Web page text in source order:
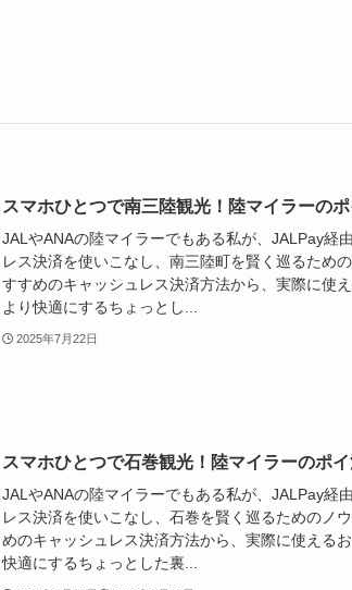
スマホひとつで南三陸観光！陸マイラーの
JALやANAの陸マイラーでもある私が、JALPay経
レス決済を使いこなし、南三陸町を賢く巡るため
すすめのキャッシュレス決済方法から、実際に使
より快適にするちょっとし...
2025年7月22日
スマホひとつで石巻観光！陸マイラーのポ
JALやANAの陸マイラーでもある私が、JALPay経
レス決済を使いこなし、石巻を賢く巡るためのノ
めのキャッシュレス決済方法から、実際に使える
快適にするちょっとした裏...